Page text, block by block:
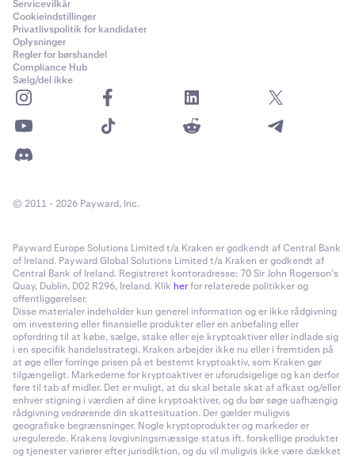
Servicevilkår
Cookieindstillinger
Privatlivspolitik for kandidater
Oplysninger
Regler for børshandel
Compliance Hub
Sælg/del ikke
© 2011 - 2026 Payward, Inc.
Payward Europe Solutions Limited t/a Kraken er godkendt af Central Bank
of Ireland. Payward Global Solutions Limited t/a Kraken er godkendt af
Central Bank of Ireland. Registreret kontoradresse: 70 Sir John Rogerson’s
Quay, Dublin, D02 R296, Ireland. Klik herfor relaterede politikker og
offentliggørelser.
Disse materialer indeholder kun generel information og er ikke rådgivning
om investering eller finansielle produkter eller en anbefaling eller
opfordring til at købe, sælge, stake eller eje kryptoaktiver eller indlade sig
i en specifik handelsstrategi. Kraken arbejder ikke nu eller i fremtiden på
at øge eller forringe prisen på et bestemt kryptoaktiv, som Kraken gør
tilgængeligt. Markederne for kryptoaktiver er uforudsigelige og kan derfor
føre til tab af midler. Det er muligt, at du skal betale skat af afkast og/eller
enhver stigning i værdien af dine kryptoaktiver, og du bør søge uafhængig
rådgivning vedrørende din skattesituation. Der gælder muligvis
geografiske begrænsninger. Nogle kryptoprodukter og markeder er
uregulerede. Krakens lovgivningsmæssige status ift. forskellige produkter
og tjenester varierer efter jurisdiktion, og du vil muligvis ikke være dækket